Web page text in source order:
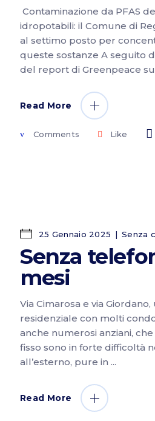
Contaminazione da PFAS
idropotabili: il Comune di
al settimo posto per
queste sostanze A seguito
del report di Greenpeace
Read More
Comments Like
25 Gennaio 2025 Senza
Senza
mesi
Via Cimarosa e via Giordano,
residenziale con molti
anche numerosi anziani,
fisso sono in forte difficoltà
all’esterno, pure in
Read More